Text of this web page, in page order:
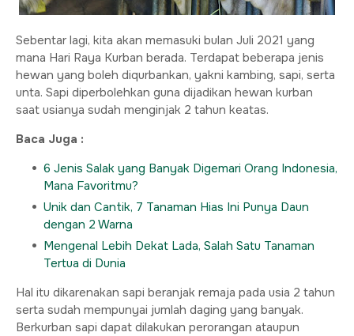
Sebentar lagi, kita akan memasuki bulan Juli 2021 yang
mana Hari Raya Kurban berada. Terdapat beberapa jenis
hewan yang boleh diqurbankan, yakni kambing, sapi, serta
unta. Sapi diperbolehkan guna dijadikan hewan kurban
saat usianya sudah menginjak 2 tahun keatas.
Baca Juga :
6 Jenis Salak yang Banyak Digemari Orang Indonesia,
Mana Favoritmu?
Unik dan Cantik, 7 Tanaman Hias Ini Punya Daun
dengan 2 Warna
Mengenal Lebih Dekat Lada, Salah Satu Tanaman
Tertua di Dunia
Hal itu dikarenakan sapi beranjak remaja pada usia 2 tahun
serta sudah mempunyai jumlah daging yang banyak.
Berkurban sapi dapat dilakukan perorangan ataupun